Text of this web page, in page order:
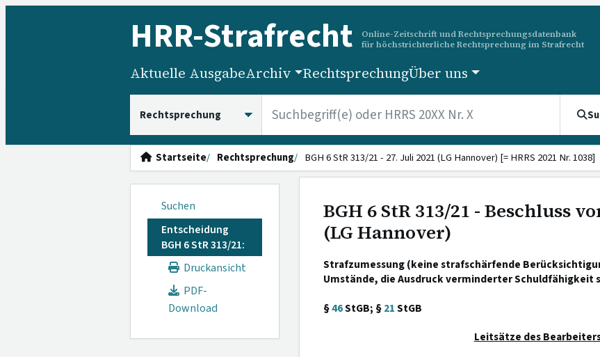
HRR-Strafrecht
Online-Zeitschrift und Rechtsprechungsdatenbank
für höchstrichterliche Rechtsprechung im Strafrecht
Aktuelle AusgabeArchiv RechtsprechungÜber uns
Startseite Rechtsprechung BGH 6 StR 313/21 - 27. Juli 2021 (LG Hannover) [= HRRS 2021 Nr. 1038]
Suchen
Entscheidung
BGH 6 StR 313/21:
Druckansicht
PDF-
Download
BGH 6 StR 313/21 - Beschluss
(LG Hannover)
Strafzumessung (keine strafschärfende
Umstände, die Ausdruck verminderter Schuldfähigkeit
§46StGB; §21StGB
Leitsätze des